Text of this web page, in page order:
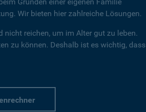
Wir bieten hier zahlreiche Lösungen.
reichen, um im Alter gut zu leben.
zu können. Deshalb ist es wichtig, dass